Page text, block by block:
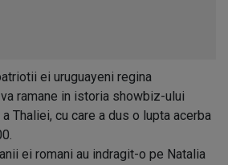
ei uruguayeni regina
ramane in istoria showbiz-ului
Thaliei, cu care a dus o lupta acerba
ei romani au indragit-o pe Natalia